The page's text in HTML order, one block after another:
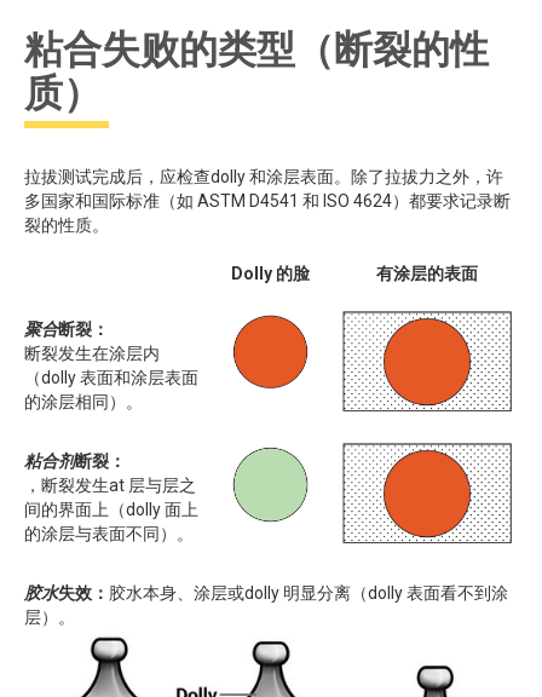
粘合失败的类型（断裂的性
质）
拉拔测试完成后，应检查dolly 和涂层表面。除了拉拔力之外，许
多国家和国际标准（如 ASTM D4541 和 ISO 4624）都要求记录断
裂的性质。
Dolly 的脸 有涂层的表面
聚合断裂：
断裂发生在涂层内
（dolly 表面和涂层表面
的涂层相同）。
粘合剂断裂：
，断裂发生at 层与层之
间的界面上（dolly 面上
的涂层与表面不同）。
胶水失效： 胶水本身、涂层或dolly 明显分离（dolly 表面看不到涂
层）。